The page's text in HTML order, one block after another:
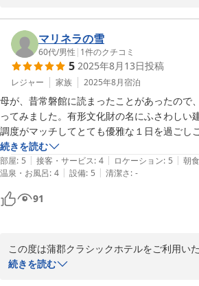
また、ラウンジでのお声掛けやご案内が行
ましても重ねてお詫び申し上げます。
お客様に心地よくお過ごし頂けますよう、
ス内容の改善に取り組んでまいります。
当館の雰囲気や竹島の移り行く景色を十分
いではございますが、
今回いただきましたご意見の数々を今後の
にお過ごしいただけるホテルを目指してまい
また機会がございましたら、ぜひ当館へお
です。
蒲郡クラシックホテル
長年のご宿泊のご希望が叶ったとのこと、
の歴史、鉄板焼きのご夕食にもご満足いた
どもも大変嬉しく存じます。
一方で、洗面台の不具合によりご不快な思
と、深くお詫び申し上げます。
すぐに点検・改善を行い、快適にお過ごし
いります。
今後とも歴史と伝統を大切にしながら、よ
きますよう精進いたします。
ぜひまたのお越しを心よりお待ち申し上げ
2025-08-28
マリネラの雪
60代/男性 | 1件のクチコミ
5 2025年8月13日投稿
レジャー 家族 2025年8月宿泊
母が、昔常磐館に読まったことがあったので
ってみました。有形文化財の名にふさわしい
調度がマッチしてとても優雅な１日を過ごし
クラッシックホテルでやはり蒲郡ホテル時代
を味わえて大いに楽しめました。
少し難を挙げれば、コース食事の品目でチ
ばよかったと思う。
続きを読む
部屋: 5 | 接客・サービス: 4 | ロケーション: 5 | 朝食
温泉・お風呂: 4 | 設備: 5 | 清潔さ: -
91
この度は蒲郡クラシックホテルをご利用い
ございます。
続きを読む